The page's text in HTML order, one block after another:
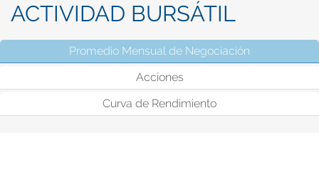
ACTIVIDAD BURSÁTIL
Promedio Mensual de Negociación
Acciones
Curva de Rendimiento